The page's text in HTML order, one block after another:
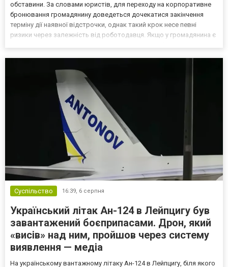
обставини. За словами юристів, для переходу на корпоративне
бронювання громадянину доведеться дочекатися закінчення
терміну дії наявної відстрочки, однак такий крок несе певні
ризики через залежність від роботодавця. Якщо у громадянина є
Суспільство 16:39, 6 серпня
Український літак Ан-124 в Лейпцигу був
завантажений боєприпасами. Дрон, який
«висів» над ним, пройшов через систему
виявлення — медіа
На українському вантажному літаку Ан-124 в Лейпцигу, біля якого